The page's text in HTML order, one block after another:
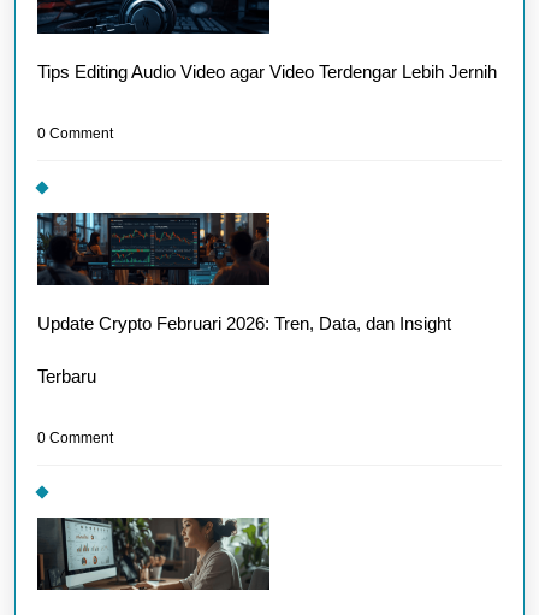
Tips Editing Audio Video agar Video Terdengar Lebih Jernih
0 Comment
Update Crypto Februari 2026: Tren, Data, dan Insight
Terbaru
0 Comment